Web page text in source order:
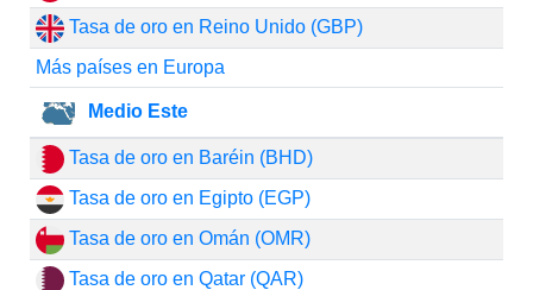
Tasa de oro en Reino Unido (GBP)
Más países en Europa
Medio Este
Tasa de oro en Baréin (BHD)
Tasa de oro en Egipto (EGP)
Tasa de oro en Omán (OMR)
Tasa de oro en Qatar (QAR)